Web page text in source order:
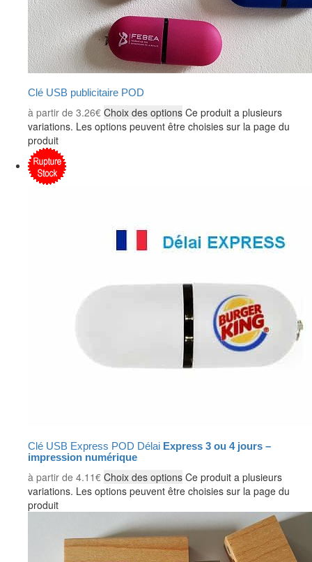
Clé USB publicitaire POD
à partir de 3.26€ Choix des options Ce produit a plusieurs
variations. Les options peuvent être choisies sur la page du
produit
Clé USB Express POD Délai Express 3 ou 4 jours –
impression numérique
à partir de 4.11€ Choix des options Ce produit a plusieurs
variations. Les options peuvent être choisies sur la page du
produit